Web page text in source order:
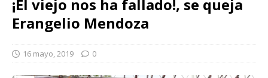
¡El viejo nos ha fallado!, se queja
Erangelio Mendoza
16 mayo, 2019 0